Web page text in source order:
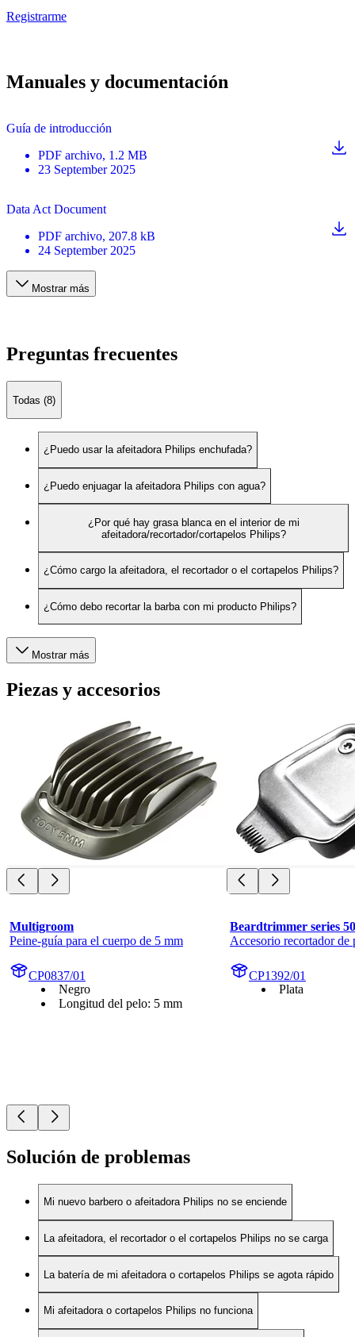
Registrarme
Manuales y documentación
Guía de introducción
PDF archivo, 1.2 MB
23 September 2025
Data Act Document
PDF archivo, 207.8 kB
24 September 2025
Mostrar más
Preguntas frecuentes
Todas (8)
¿Puedo usar la afeitadora Philips enchufada?
¿Puedo enjuagar la afeitadora Philips con agua?
¿Por qué hay grasa blanca en el interior de mi
afeitadora/recortador/cortapelos Philips?
¿Cómo cargo la afeitadora, el recortador o el cortapelos Philips?
¿Cómo debo recortar la barba con mi producto Philips?
Mostrar más
Piezas y accesorios
Multigroom
Peine-guía para el cuerpo de 5 mm
CP0837/01
Negro
Longitud del pelo: 5 mm
Beardtrimmer series
Accesorio recortador de
CP1392/01
Plata
Solución de problemas
Mi nuevo barbero o afeitadora Philips no se enciende
La afeitadora, el recortador o el cortapelos Philips no se carga
La batería de mi afeitadora o cortapelos Philips se agota rápido
Mi afeitadora o cortapelos Philips no funciona